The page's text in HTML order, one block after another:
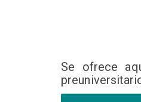
Se ofrece